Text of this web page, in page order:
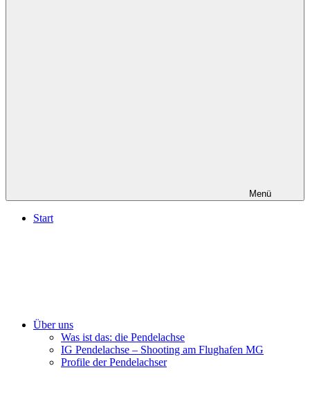
Menü
Start
Über uns
Was ist das: die Pendelachse
IG Pendelachse – Shooting am Flughafen MG
Profile der Pendelachser